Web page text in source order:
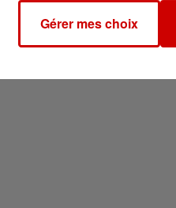
Gérer mes choix